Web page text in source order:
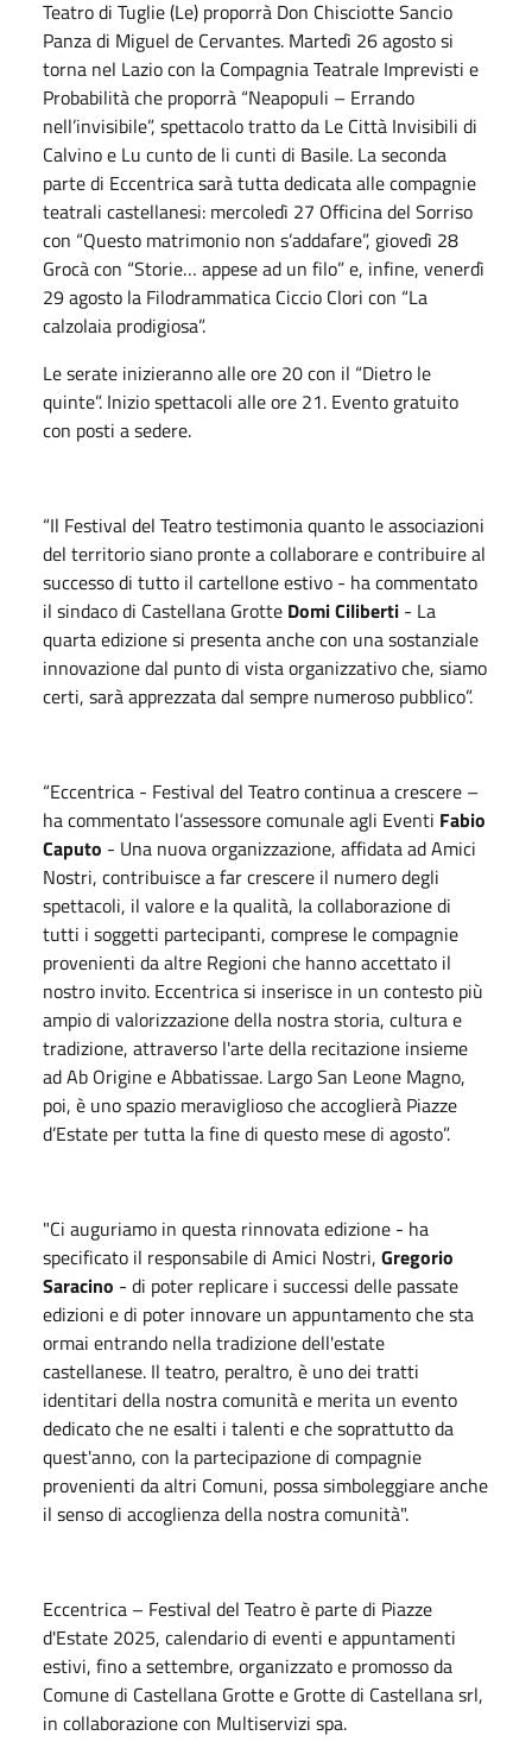
Teatro di Tuglie (Le) proporrà Don Chisciotte Sancio
Panza di Miguel de Cervantes. Martedì 26 agosto si
torna nel Lazio con la Compagnia Teatrale Imprevisti e
Probabilità che proporrà “Neapopuli – Errando
nell’invisibile”, spettacolo tratto da Le Città Invisibili di
Calvino e Lu cunto de li cunti di Basile. La seconda
parte di Eccentrica sarà tutta dedicata alle compagnie
teatrali castellanesi: mercoledì 27 Officina del Sorriso
con “Questo matrimonio non s’addafare”, giovedì 28
Grocà con “Storie… appese ad un filo” e, infine, venerdì
29 agosto la Filodrammatica Ciccio Clori con “La
calzolaia prodigiosa”.
Le serate inizieranno alle ore 20 con il “Dietro le
quinte”. Inizio spettacoli alle ore 21. Evento gratuito
con posti a sedere.
“Il Festival del Teatro testimonia quanto le associazioni
del territorio siano pronte a collaborare e contribuire al
successo di tutto il cartellone estivo - ha commentato
il sindaco di Castellana Grotte Domi Ciliberti - La
quarta edizione si presenta anche con una sostanziale
innovazione dal punto di vista organizzativo che, siamo
certi, sarà apprezzata dal sempre numeroso pubblico”.
“Eccentrica - Festival del Teatro continua a crescere –
ha commentato l’assessore comunale agli Eventi Fabio
Caputo - Una nuova organizzazione, affidata ad Amici
Nostri, contribuisce a far crescere il numero degli
spettacoli, il valore e la qualità, la collaborazione di
tutti i soggetti partecipanti, comprese le compagnie
provenienti da altre Regioni che hanno accettato il
nostro invito. Eccentrica si inserisce in un contesto più
ampio di valorizzazione della nostra storia, cultura e
tradizione, attraverso l'arte della recitazione insieme
ad Ab Origine e Abbatissae. Largo San Leone Magno,
poi, è uno spazio meraviglioso che accoglierà Piazze
d’Estate per tutta la fine di questo mese di agosto”.
"Ci auguriamo in questa rinnovata edizione - ha
specificato il responsabile di Amici Nostri, Gregorio
Saracino - di poter replicare i successi delle passate
edizioni e di poter innovare un appuntamento che sta
ormai entrando nella tradizione dell'estate
castellanese. Il teatro, peraltro, è uno dei tratti
identitari della nostra comunità e merita un evento
dedicato che ne esalti i talenti e che soprattutto da
quest'anno, con la partecipazione di compagnie
provenienti da altri Comuni, possa simboleggiare anche
il senso di accoglienza della nostra comunità".
Eccentrica – Festival del Teatro è parte di Piazze
d'Estate 2025, calendario di eventi e appuntamenti
estivi, fino a settembre, organizzato e promosso da
Comune di Castellana Grotte e Grotte di Castellana srl,
in collaborazione con Multiservizi spa.